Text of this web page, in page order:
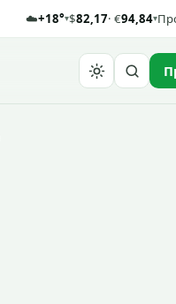
☁️+18°▾$82,17· €94,84▾